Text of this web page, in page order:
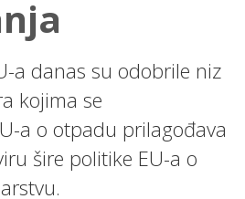
a danas su odobrile niz
kojima se
a o otpadu prilagođava
šire politike EU-a o